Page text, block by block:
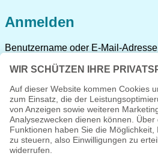
Anmelden
Benutzername oder E-Mail-Adresse
Angemeldet bleiben Anmelden
Passwort vergessen?
Registrieren